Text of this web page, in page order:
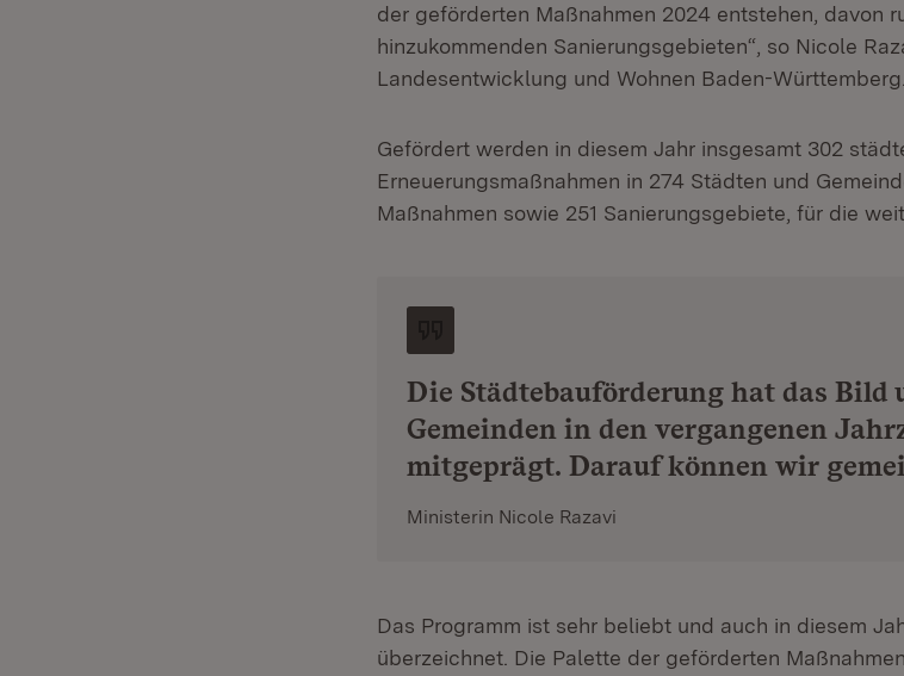
der geförderten Maßnahmen 2024 entstehen, davon
hinzukommenden Sanierungsgebieten“, so Nicole
Landesentwicklung und Wohnen Baden-Württemberg.
Gefördert werden in diesem Jahr insgesamt 302
Erneuerungsmaßnahmen in 274 Städten und
Maßnahmen sowie 251 Sanierungsgebiete, für die
Die Städtebauförderung hat das Bild
Gemeinden in den vergangenen
mitgeprägt. Darauf können wir
Ministerin Nicole Razavi
Das Programm ist sehr beliebt und auch in diesem
überzeichnet. Die Palette der geförderten